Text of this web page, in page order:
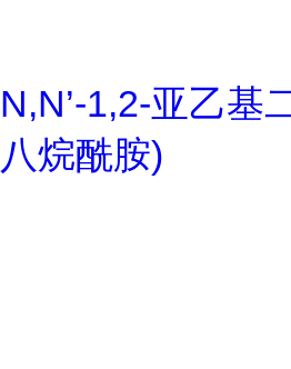
N,N’-1,2-亚乙基
八烷酰胺)